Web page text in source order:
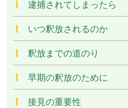
逮捕されてしまったら
いつ釈放されるのか
釈放までの道のり
早期の釈放のために
接見の重要性